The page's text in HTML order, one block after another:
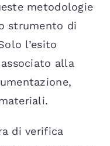
metodologie
strumento di
l’esito
alla
di verifica